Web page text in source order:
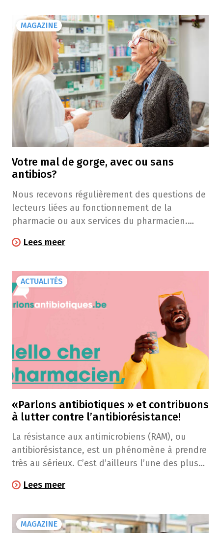
MAGAZINE
Votre mal de gorge, avec ou sans
antibios?
Nous recevons régulièrement des questions de
lecteurs liées au fonctionnement de la
pharmacie ou aux services du pharmacien.
"Question de lecteur"!
Lees meer
ACTUALITÉS
«Parlons antibiotiques » et contribuons
à lutter contre l’antibiorésistance!
La résistance aux antimicrobiens (RAM), ou
antibiorésistance, est un phénomène à prendre
très au sérieux. C’est d’ailleurs l’une des plus
nouvelle? Vous pouvez contribuer à la freiner!
Lees meer
MAGAZINE